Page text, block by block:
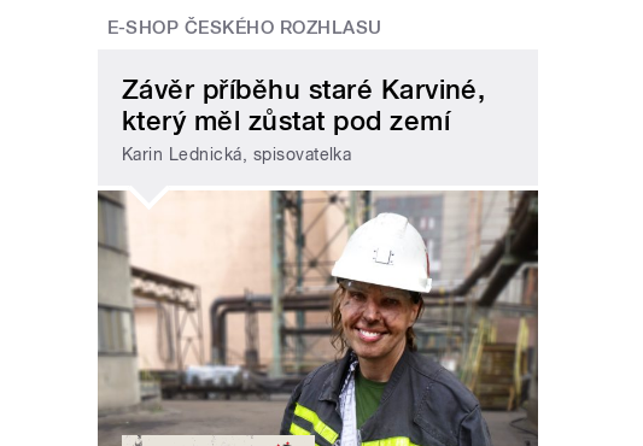
E-SHOP ČESKÉHO ROZHLASU
Závěr příběhu staré Karviné,
který měl zůstat pod zemí
Karin Lednická, spisovatelka